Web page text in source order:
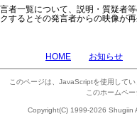
言者一覧について、説明・質疑者
するとその発言者からの映像が再
HOME
お知らせ
このページは、JavaScriptを使用して
このホームペ
Copyright(C) 1999-2026